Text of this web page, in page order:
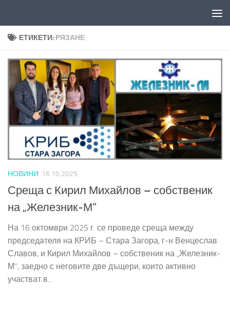
ЕТИКЕТИ: РЯЗАНЕ
НОВИНИ 16.10.2025
Среща с Кирил Михайлов – собственик
на „Железник-М“
На 16 октомври 2025 г. се проведе среща между
председателя на КРИБ – Стара Загора, г-н Венцеслав
Славов, и Кирил Михайлов – собственик на „Железник-
М“, заедно с неговите две дъщери, които активно
участват в...